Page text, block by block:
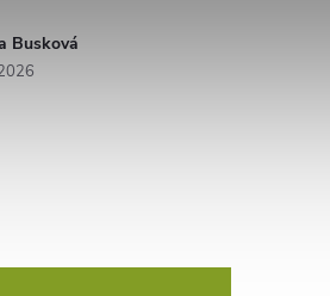
Busková